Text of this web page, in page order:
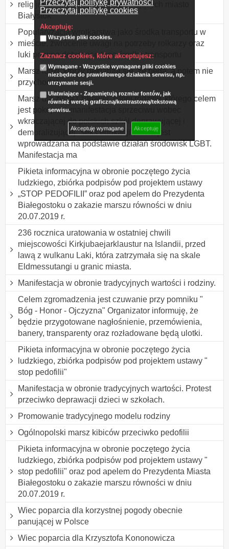
Przeczytaj politykę prywatności
Przeczytaj politykę cookies
Akceptuję:
Wszystkie pliki cookies.
Zaznacz cookies, które akceptujesz:
Wymagane - Wszystkie wymagane pliki cookies
niezbędne do prawidłowego działania serwisu, np.
utrzymanie sesji.
Ułatwiające - Zapamiętują rozmiar fontów, jak
również wersję graficzną/kontrastową/tekstową
serwisu.
Akceptuję wymagane Akceptuję
religijnych chrześcijan zamieszkujących miasto
Białystok
Popularyzacja wrotkarstwa jako środka transportu w
mieście, zwrócenie uwagi na potrzeby rolkarzy oraz
luki prawne dotyczące tego środka transportu
Marsz ludzi, którzy deklarują się, że będą, a potem nie
przychodzą.
Marsz dla życia i zdrowej, silnej rodziny, którego celem
jest pokojowa manifestacja sprzeciwu wobec
wkraczającej do polskich szkół deprawującej i
demoralizującej "seks edukacji", która jest
wprowadzana na podstawie działań środowisk LGBT.
Manifestacja ma
Pikieta informacyjna w obronie poczętego życia
ludzkiego, zbiórka podpisów pod projektem ustawy
„STOP PEDOFILII” oraz pod apelem do Prezydenta
Białegostoku o zakazie marszu równości w dniu
20.07.2019 r.
236 rocznica uratowania w ostatniej chwili
miejscowości Kirkjubaejarklaustur na Islandii, przed
lawą z wulkanu Laki, która zatrzymała się na skale
Eldmessutangi u granic miasta.
Manifestacja w obronie tradycyjnych wartości i rodziny.
Celem zgromadzenia jest czuwanie przy pomniku "
Bóg - Honor - Ojczyzna" Organizator informuję, że
będzie przygotowane nagłośnienie, przemówienia,
banery, transparenty oraz rozładowane będą ulotki.
Pikieta informacyjna w obronie poczętego życia
ludzkiego, zbiórka podpisów pod projektem ustawy "
stop pedofilii"
Manifestacja w obronie tradycyjnych wartości. Protest
przeciwko deprawacji dzieci w szkołach.
Promowanie tradycyjnego modelu rodziny
Ogólnopolski marsz kibiców przeciwko pedofilii
Pikieta informacyjna w obronie poczętego życia
ludzkiego, zbiórka podpisów pod projektem ustawy "
stop pedofilii" oraz pod apelem do Prezydenta Miasta
Białegostoku o zakazie marszu równości w dniu
20.07.2019 r.
Wiec poparcia dla korzystnej pogody obecnie
panującej w Polsce
Wiec poparcia dla Krzysztofa Kononowicza